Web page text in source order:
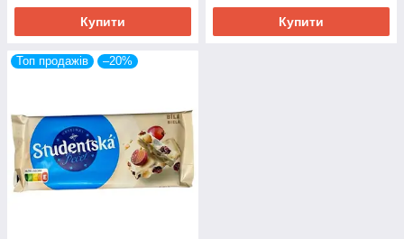
Купити Купити
Топ продажів –20%